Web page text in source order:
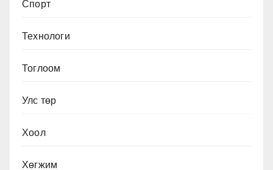
Спорт
Технологи
Тоглоом
Улс төр
Хоол
Хөгжим